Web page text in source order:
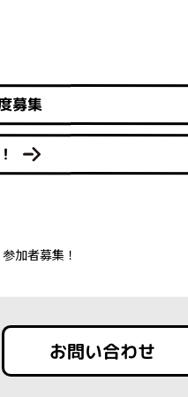
募集
加者募集！
お問い合わせ